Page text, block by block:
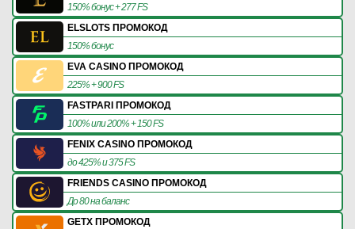
150% бонус + 277 FS
ELSLOTS ПРОМОКОД
150% бонус
EVA CASINO ПРОМОКОД
225% + 900 FS
FASTPARI ПРОМОКОД
100% или 200% + 150 FS
FENIX CASINO ПРОМОКОД
до 425% и 375 FS
FRIENDS CASINO ПРОМОКОД
До 80 на баланс
GETX ПРОМОКОД